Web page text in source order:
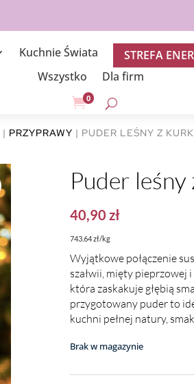
Kuchnie Świata STREFA
Wszystko
Dla firm
0
| PRZYPRAWY | PUDER LEŚNY Z
Puder
40,90 zł
743.64 zł/kg
Wyjątkowe połączenie
szałwii, mięty pieprzowej
która zaskakuje głębią
przygotowany puder to
kuchni pełnej natury,
Brak w magazynie